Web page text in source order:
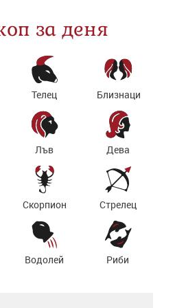
за деня
Телец Близнаци
Лъв Дева
Скорпион Стрелец
Водолей Риби